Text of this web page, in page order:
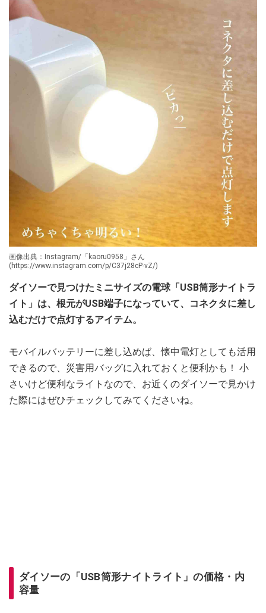
画像出典：Instagram/「kaoru0958」さん
(https://www.instagram.com/p/C37j28cP-vZ/)
ダイソーで見つけたミニサイズの電球「USB筒形ナイトラ
イト」は、根元がUSB端子になっていて、コネクタに差し
込むだけで点灯するアイテム。
モバイルバッテリーに差し込めば、懐中電灯としても活用
できるので、災害用バッグに入れておくと便利かも！ 小
さいけど便利なライトなので、お近くのダイソーで見かけ
た際にはぜひチェックしてみてくださいね。
ダイソーの「USB筒形ナイトライト」の価格・内
容量